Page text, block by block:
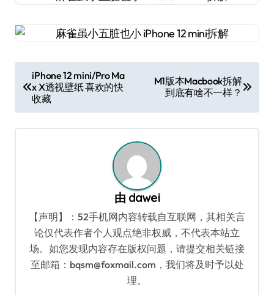
章
导
航
iPhone 12 mini/Pro Ma
x X透视壁纸 喜欢的快
收藏
M1版本Macbook拆解
到底有啥不一样？
由 dawei
【声明】：52手机网内容转载自互联网，其相关言
论仅代表作者个人观点绝非权威，不代表本站立
场。如您发现内容存在版权问题，请提交相关链接
至邮箱：bqsm@foxmail.com，我们将及时予以处
理。